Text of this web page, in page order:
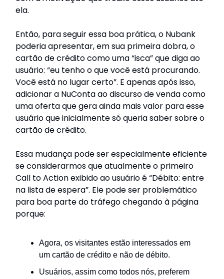
ela.
Então, para seguir essa boa prática, o Nubank
poderia apresentar, em sua primeira dobra, o
cartão de crédito como uma “isca” que diga ao
usuário: “eu tenho o que você está procurando.
Você está no lugar certo”. E apenas após isso,
adicionar a NuConta ao discurso de venda como
uma oferta que gera ainda mais valor para esse
usuário que inicialmente só queria saber sobre o
cartão de crédito.
Essa mudança pode ser especialmente eficiente
se considerarmos que atualmente o primeiro
Call to Action exibido ao usuário é “Débito: entre
na lista de espera”. Ele pode ser problemático
para boa parte do tráfego chegando à página
porque:
Agora, os visitantes estão interessados em
um cartão de crédito e não de débito.
Usuários, assim como todos nós, preferem